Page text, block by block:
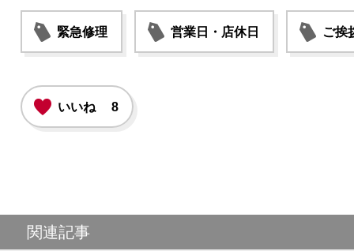
緊急修理 営業日・店休日 ご挨
いいね 8
関連記事